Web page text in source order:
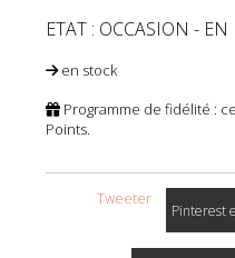
ETAT : OCCASION -
en stock
Programme de fidélité :
Points.
Tweeter
Pinterest